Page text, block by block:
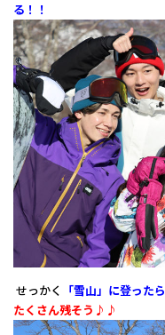
る！！
せっかく 「雪山」 に登ったら
たくさん残そう♪♪